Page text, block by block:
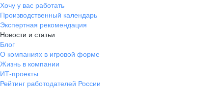
Хочу у вас работать
Производственный календарь
Экспертная рекомендация
Новости и статьи
Блог
О компаниях в игровой форме
Жизнь в компании
ИТ-проекты
Рейтинг работодателей России